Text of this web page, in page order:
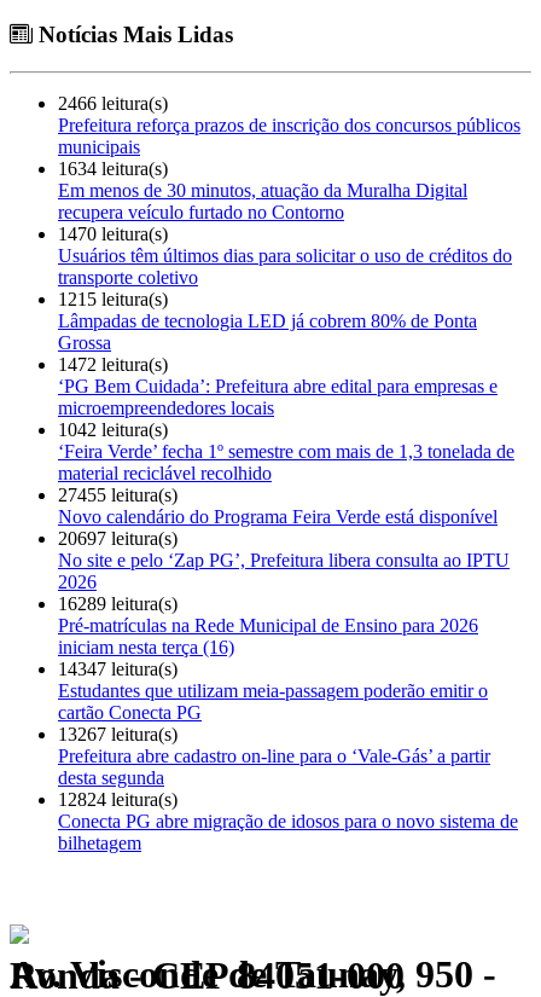
Notícias Mais Lidas
2466 leitura(s)
Prefeitura reforça prazos de inscrição dos concursos públicos
municipais
1634 leitura(s)
Em menos de 30 minutos, atuação da Muralha Digital
recupera veículo furtado no Contorno
1470 leitura(s)
Usuários têm últimos dias para solicitar o uso de créditos do
transporte coletivo
1215 leitura(s)
Lâmpadas de tecnologia LED já cobrem 80% de Ponta
Grossa
1472 leitura(s)
‘PG Bem Cuidada’: Prefeitura abre edital para empresas e
microempreendedores locais
1042 leitura(s)
‘Feira Verde’ fecha 1º semestre com mais de 1,3 tonelada de
material reciclável recolhido
27455 leitura(s)
Novo calendário do Programa Feira Verde está disponível
20697 leitura(s)
No site e pelo ‘Zap PG’, Prefeitura libera consulta ao IPTU
2026
16289 leitura(s)
Pré-matrículas na Rede Municipal de Ensino para 2026
iniciam nesta terça (16)
14347 leitura(s)
Estudantes que utilizam meia-passagem poderão emitir o
cartão Conecta PG
13267 leitura(s)
Prefeitura abre cadastro on-line para o ‘Vale-Gás’ a partir
desta segunda
12824 leitura(s)
Conecta PG abre migração de idosos para o novo sistema de
bilhetagem
Av. Visconde de Taunay, 950 - Ronda - CEP 84051-000